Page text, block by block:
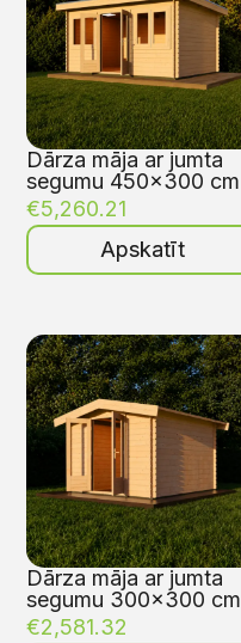
Dārza māja ar jumta
segumu 450×300 cm
€5,260.21
Apskatīt
Dārza māja ar jumta
segumu 300×300 cm
€2,581.32